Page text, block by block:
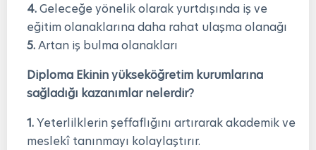
4.Geleceğe yönelik olarak yurtdışında iş ve
eğitim olanaklarına daha rahat ulaşma olanağı
5.Artan iş bulma olanakları
Diploma Ekinin yükseköğretim kurumlarına
sağladığı kazanımlar nelerdir?
1.Yeterlilklerin şeffaflığını artırarak akademik ve
meslekî tanınmayı kolaylaştırır.